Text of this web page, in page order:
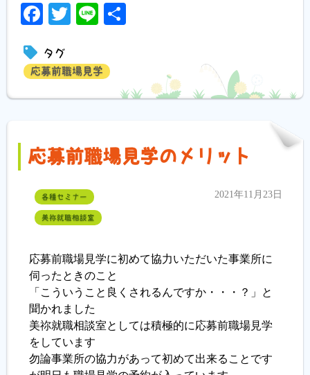
Facebook
Twitter
Line
タグ
応募前職場見学
応募前職場見学のメリット
各種セミナー
美祢就職相談室
2021年11月23日
応募前職場見学に初めて協力いただいた事業所に
伺ったときのこと
「こういうこと良くされるんですか・・・？」と
聞かれました
美祢就職相談室としては積極的に応募前職場見学
をしています
勿論事業所の協力があって初めて出来ることです